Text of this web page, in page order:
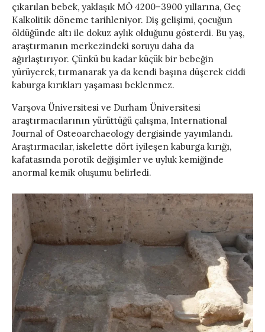
çıkarılan bebek, yaklaşık MÖ 4200–3900 yıllarına, Geç
Kalkolitik döneme tarihleniyor. Diş gelişimi, çocuğun
öldüğünde altı ile dokuz aylık olduğunu gösterdi. Bu yaş,
araştırmanın merkezindeki soruyu daha da
ağırlaştırıyor. Çünkü bu kadar küçük bir bebeğin
yürüyerek, tırmanarak ya da kendi başına düşerek ciddi
kaburga kırıkları yaşaması beklenmez.
Varşova Üniversitesi ve Durham Üniversitesi
araştırmacılarının yürüttüğü çalışma, International
Journal of Osteoarchaeology dergisinde yayımlandı.
Araştırmacılar, iskelette dört iyileşen kaburga kırığı,
kafatasında porotik değişimler ve uyluk kemiğinde
anormal kemik oluşumu belirledi.